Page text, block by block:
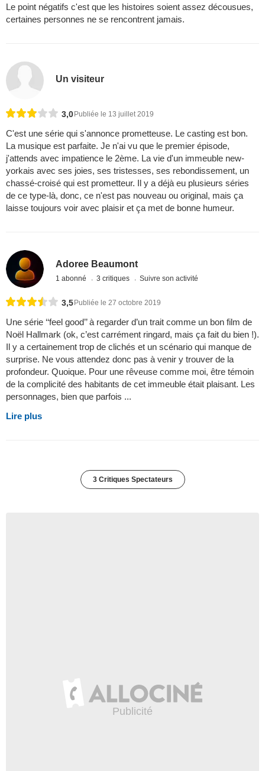
Le point négatifs c'est que les histoires soient assez décousues,
certaines personnes ne se rencontrent jamais.
Un visiteur
3,0 Publiée le 13 juillet 2019
C'est une série qui s'annonce prometteuse. Le casting est bon.
La musique est parfaite. Je n'ai vu que le premier épisode,
j'attends avec impatience le 2ème. La vie d'un immeuble new-
yorkais avec ses joies, ses tristesses, ses rebondissement, un
chassé-croisé qui est prometteur. Il y a déjà eu plusieurs séries
de ce type-là, donc, ce n'est pas nouveau ou original, mais ça
laisse toujours voir avec plaisir et ça met de bonne humeur.
Adoree Beaumont
1 abonné 3 critiques Suivre son activité
3,5 Publiée le 27 octobre 2019
Une série ‘‘feel good’’ à regarder d’un trait comme un bon film de
Noël Hallmark (ok, c’est carrément ringard, mais ça fait du bien !).
Il y a certainement trop de clichés et un scénario qui manque de
surprise. Ne vous attendez donc pas à venir y trouver de la
profondeur. Quoique. Pour une rêveuse comme moi, être témoin
de la complicité des habitants de cet immeuble était plaisant. Les
personnages, bien que parfois ...
Lire plus
3 Critiques Spectateurs